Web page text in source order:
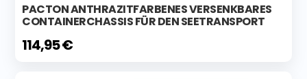
PACTON ANTHRAZITFARBENES VERSENKBARES
CONTAINERCHASSIS FÜR DEN SEETRANSPORT
114,95 €